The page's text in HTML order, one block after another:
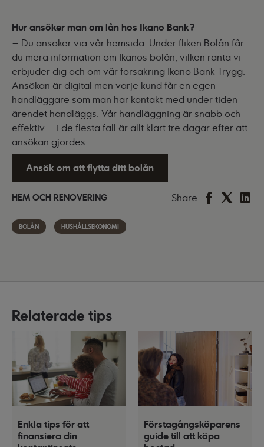
Hur ansöker man om lån hos Ikano Bank?
– Du ansöker via vår hemsida. Under fliken Bolån får
du mera information om Ikanos bolån, vilken ränta vi
erbjuder dig och om vår försäkring Ikano Bank Trygg.
Ansökan är digital men varje kund får en egen
handläggare som man har kontakt med under tiden
ärendet handläggs. Vår handläggning är snabb och
effektiv – i de flesta fall är allt klart tre dagar efter att
ansökan gjordes.
Ansök om att flytta ditt bolån
HEM OCH RENOVERING Share
BOLÅN HUSHÅLLSEKONOMI
Relaterade tips
Enkla tips för att
finansiera din
Förstagångsköparens
guide till att köpa